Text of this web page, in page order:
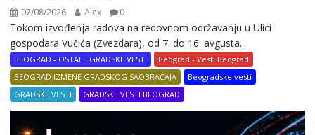
07/08/2026 Alex 0
Tokom izvođenja radova na redovnom održavanju u Ulici
gospodara Vučića (Zvezdara), od 7. do 16. avgusta...
BEOGRAD - OSTALE GRADSKE VESTI
Beograd - Vesti Beograd
BEOGRAD IZMENE GRADSKOG SAOBRAĆAJA
Beogradske vesti
GRADSKE VESTI
GRADSKE VESTI BEOGRAD